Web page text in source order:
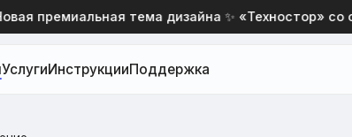
премиальная тема дизайна ✨ «Техностор» со
УслугиИнструкцииПоддержка